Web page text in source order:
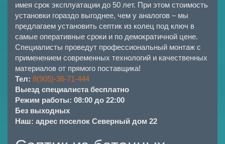
имея срок эксплуатации до 50 лет. При этом стоимость
установки гораздо выгоднее, чем у аналогов – мы
предлагаем установить септик из колец под ключ в
самые оперативные сроки и по демократичной цене.
Специалисты проведут профессиональный монтаж с
применением современных технологий и качественных
материалов от прямого поставщика!
Тел: 8(905)-36-71-444
Выезд специалиста бесплатно
Режим работы: 08:00 до 22:00
Без выходных
Наш: адрес поселок Северный дом 22